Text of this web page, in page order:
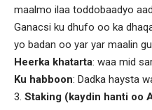
maalmo ilaa toddobaadyo
Ganacsi ku dhufo oo ka
yo badan oo yar yar maalin
Heerka khatarta: waa mid
Ku habboon: Dadka haysta
Staking (kaydin hanti oo